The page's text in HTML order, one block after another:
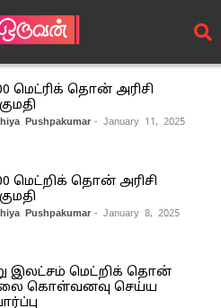
மெட்ரிக் தொன் அரிசி
Pushpakumar - January 11, 2025
மெட்றிக் தொன் அரிசி
Pushpakumar - January 8, 2025
இலட்சம் மெட்றிக் தொன்
கொள்வனவு செய்ய